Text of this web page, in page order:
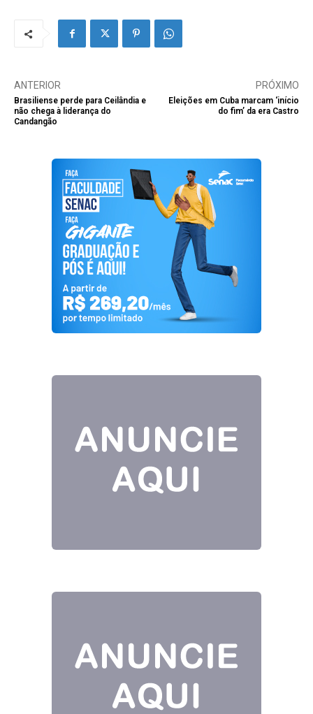
ANTERIOR
Brasiliense perde para Ceilândia e
não chega à liderança do
Candangão
PRÓXIMO
Eleições em Cuba marcam ‘início
do fim’ da era Castro